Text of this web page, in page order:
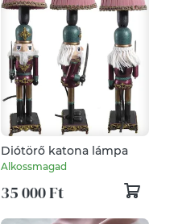
Diótörő katona lámpa
Alkossmagad
35 000 Ft